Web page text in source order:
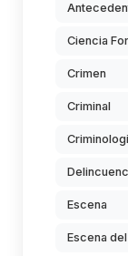
Ciencia
Crimen
Criminal
Escena
Escena